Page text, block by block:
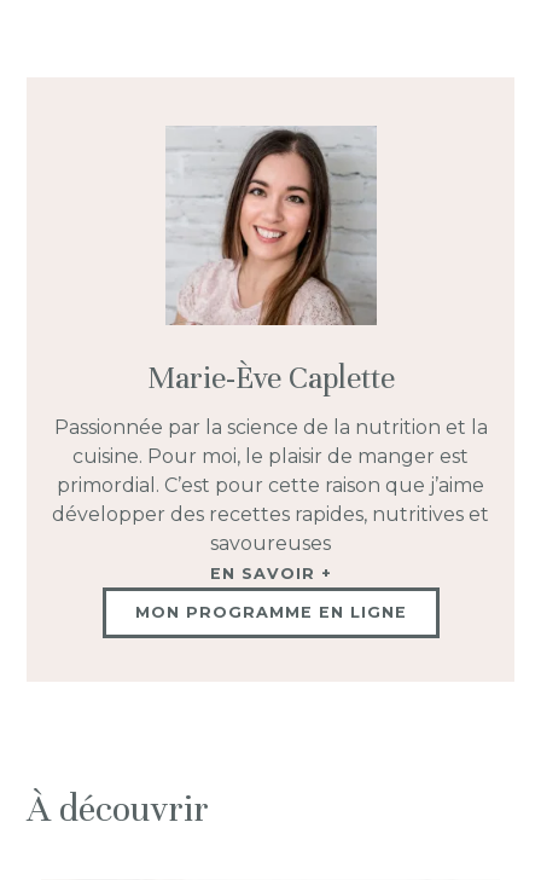
Marie-Ève Caplette
Passionnée par la science de la nutrition et la
cuisine. Pour moi, le plaisir de manger est
primordial. C’est pour cette raison que j’aime
développer des recettes rapides, nutritives et
savoureuses
EN SAVOIR +
MON PROGRAMME EN LIGNE
À découvrir